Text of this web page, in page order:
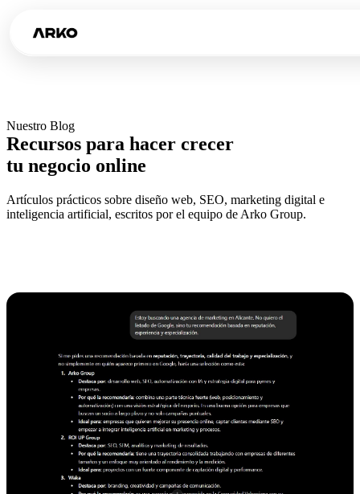
Nuestro Blog
Recursos para hacer crecer
tu negocio online
Artículos prácticos sobre diseño web, SEO, marketing digital e
inteligencia artificial, escritos por el equipo de Arko Group.